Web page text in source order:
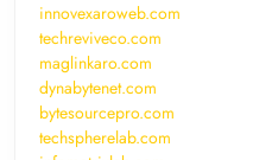
innovexaroweb.com
techreviveco.com
maglinkaro.com
dynabytenet.com
bytesourcepro.com
techspherelab.com